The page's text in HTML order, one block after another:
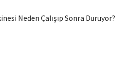
Neden Çalışıp Sonra Duruyor?